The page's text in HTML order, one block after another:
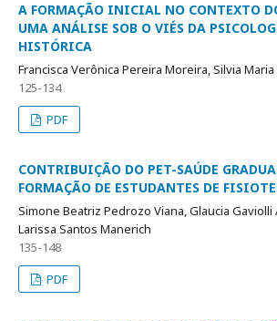
A FORMAÇÃO INICIAL NO CONTEXTO
UMA ANÁLISE SOB O VIÉS DA
HISTÓRICA
Francisca Verônica Pereira Moreira, Silvia
125-134
PDF
CONTRIBUIÇÃO DO PET-SAÚDE
FORMAÇÃO DE ESTUDANTES DE
Simone Beatriz Pedrozo Viana, Glaucia Gaviolli
Larissa Santos Manerich
135-148
PDF